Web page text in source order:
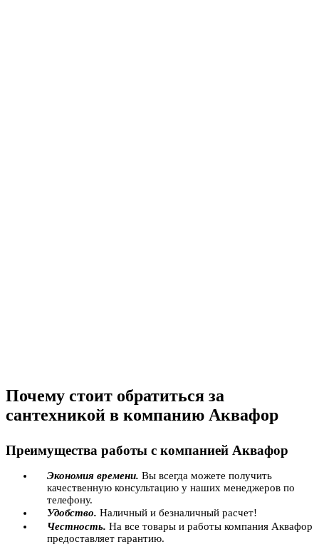
Почему стоит обратиться за
сантехникой в компанию Аквафор
Преимущества работы с компанией Аквафор
Экономия времени. Вы всегда можете получить
качественную консультацию у наших менеджеров по
телефону.
Удобство. Наличный и безналичный расчет!
Честность. На все товары и работы компания Аквафор
предоставляет гарантию.